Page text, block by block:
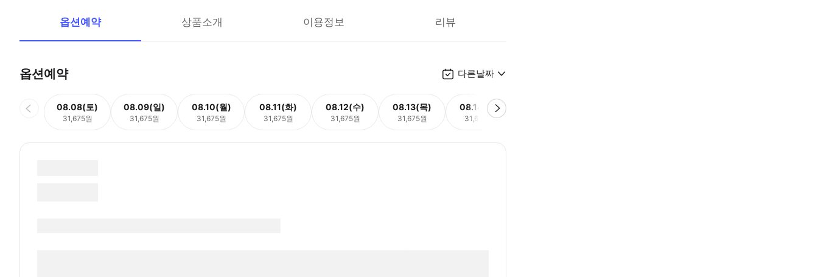
옵션예약 상품소개 이용정보 리뷰
옵션예약 다른날짜
08.08(토)
31,675원
08.09(일)
31,675원
08.10(월)
31,675원
08.11(화)
31,675원
08.12(수)
31,675원
08.13(목)
31,675원
08.14(금)
31,675원